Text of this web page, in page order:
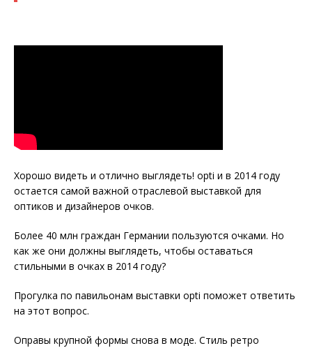
Хорошо видеть и отлично выглядеть! opti и в 2014 году
остается самой важной отраслевой выставкой для
оптиков и дизайнеров очков.
Более 40 млн граждан Германии пользуются очками. Но
как же они должны выглядеть, чтобы оставаться
стильными в очках в 2014 году?
Прогулка по павильонам выставки opti поможет ответить
на этот вопрос.
Оправы крупной формы снова в моде. Стиль ретро